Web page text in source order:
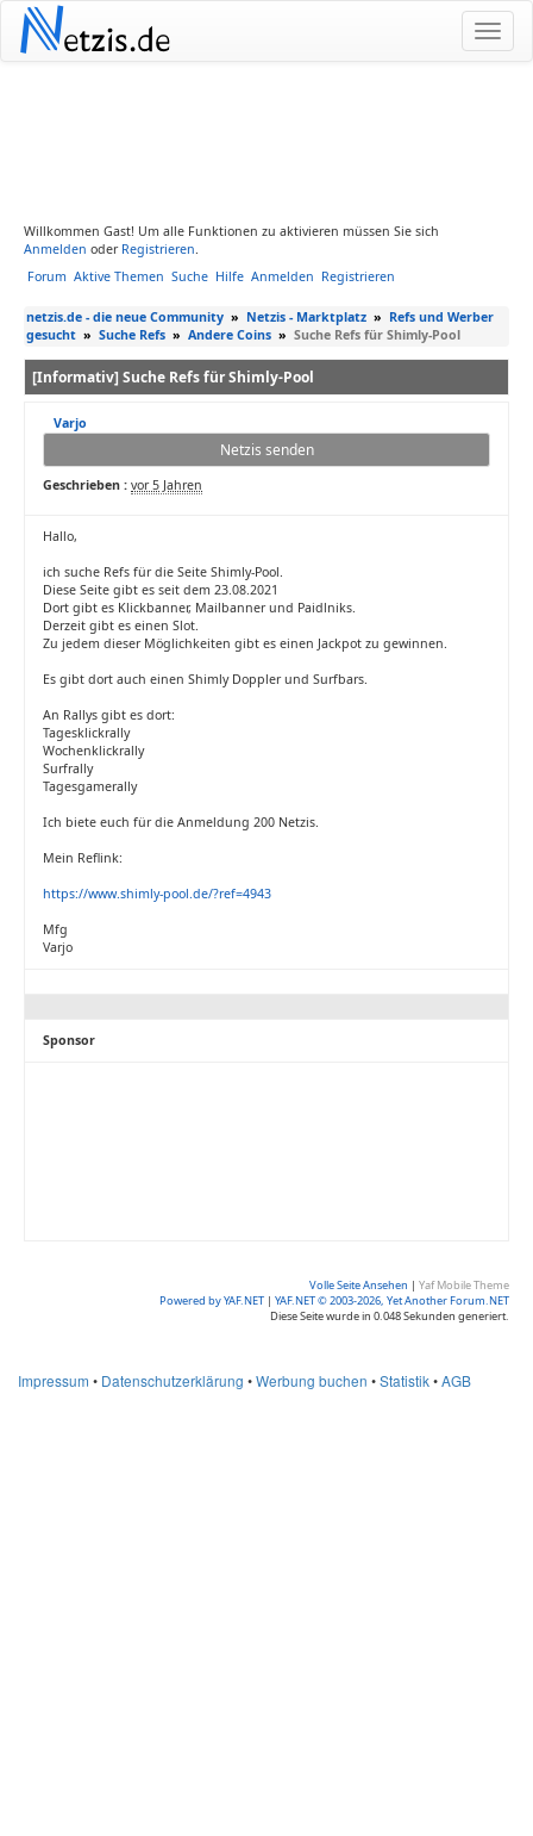
Netzis.de
Willkommen Gast! Um alle Funktionen zu aktivieren müssen Sie sich
Anmelden oder Registrieren.
Forum Aktive Themen Suche Hilfe Anmelden Registrieren
netzis.de - die neue Community » Netzis - Marktplatz » Refs und Werber
gesucht » Suche Refs » Andere Coins » Suche Refs für Shimly-Pool
[Informativ] Suche Refs für Shimly-Pool
Varjo
Netzis senden
Geschrieben : vor 5 Jahren
Hallo,
ich suche Refs für die Seite Shimly-Pool.
Diese Seite gibt es seit dem 23.08.2021
Dort gibt es Klickbanner, Mailbanner und Paidlniks.
Derzeit gibt es einen Slot.
Zu jedem dieser Möglichkeiten gibt es einen Jackpot zu gewinnen.
Es gibt dort auch einen Shimly Doppler und Surfbars.
An Rallys gibt es dort:
Tagesklickrally
Wochenklickrally
Surfrally
Tagesgamerally
Ich biete euch für die Anmeldung 200 Netzis.
Mein Reflink:
https://www.shimly-pool.de/?ref=4943
Mfg
Varjo
Sponsor
Volle Seite Ansehen | Yaf Mobile Theme
Powered by YAF.NET | YAF.NET © 2003-2026, Yet Another Forum.NET
Diese Seite wurde in 0.048 Sekunden generiert.
Impressum • Datenschutzerklärung •Werbung buchen •Statistik•AGB